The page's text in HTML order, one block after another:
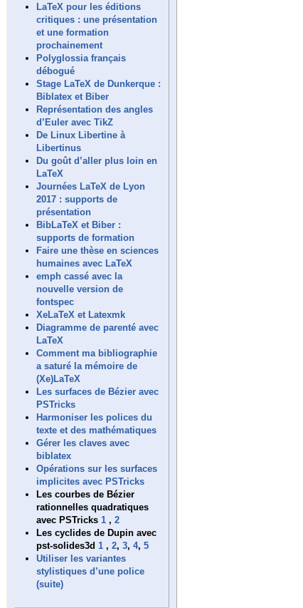
LaTeX pour les éditions
critiques : une présentation
et une formation
prochainement
Polyglossia français
débogué
Stage LaTeX de Dunkerque :
Biblatex et Biber
Représentation des angles
d’Euler avec TikZ
De Linux Libertine à
Libertinus
Du goût d’aller plus loin en
LaTeX
Journées LaTeX de Lyon
2017 : supports de
présentation
BibLaTeX et Biber :
supports de formation
Faire une thèse en sciences
humaines avec LaTeX
emph cassé avec la
nouvelle version de
fontspec
XeLaTeX et Latexmk
Diagramme de parenté avec
LaTeX
Comment ma bibliographie
a saturé la mémoire de
(Xe)LaTeX
Les surfaces de Bézier avec
PSTricks
Harmoniser les polices du
texte et des mathématiques
Gérer les claves avec
biblatex
Opérations sur les surfaces
implicites avec PSTricks
Les courbes de Bézier
rationnelles quadratiques
avec PSTricks 1 , 2
Les cyclides de Dupin avec
pst-solides3d 1 , 2, 3, 4, 5
Utiliser les variantes
stylistiques d’une police
(suite)